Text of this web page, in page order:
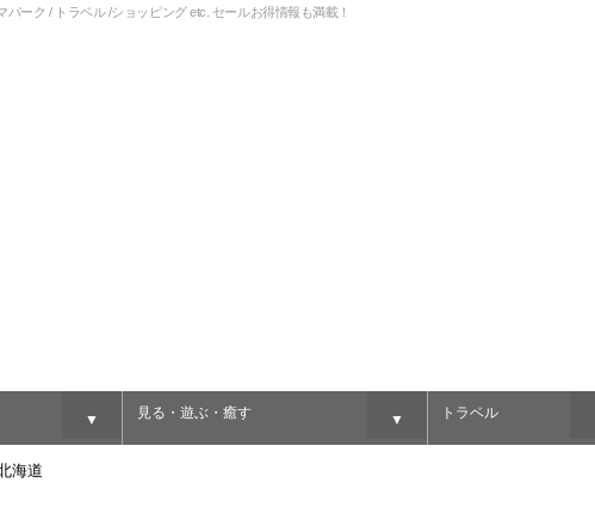
ーク / トラベル /ショッピング etc. セールお得情報も満載！
▼ 見る・遊ぶ・癒す ▼ トラベル
海道